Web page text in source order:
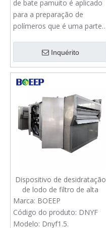
de bate pamuito é aplicado
para a preparação de
polímeros que é uma parte
Inquérito
Dispositivo de desidratação
de lodo de filtro de alta
resistência para tratamento
de águas residuais de
fábrica de papel
Marca: BOEEP
Código do produto: DNYF
Modelo: Dnyf1.5.